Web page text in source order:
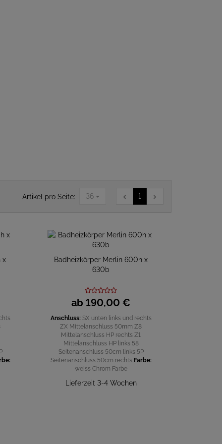
Artikel pro Seite: 36 1
x
Badheizkörper Merlin 600h x
630b
ab 190,00 €
Anschluss: SX unten links und rechts
ZX Mittelanschluss 50mm Z8
Mittelanschluss HP rechts Z1
Mittelanschluss HP links 58
Seitenanschluss 50cm links 5P
Seitenanschluss 50cm rechts Farbe:
weiss Chrom Farbe
Lieferzeit 3-4 Wochen